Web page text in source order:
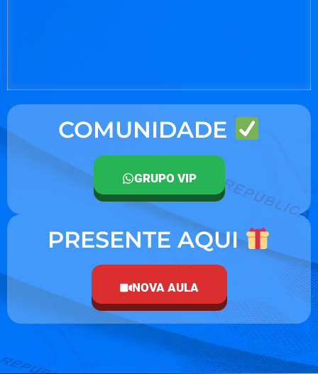
COMUNIDADE
GRUPO VIP
PRESENTE AQUI
NOVA AULA